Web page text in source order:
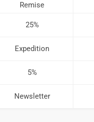
Remise
25%
Expedition
5%
Newsletter